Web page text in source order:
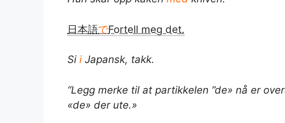
日本語でFortell meg det.
Si iJapansk, takk.
“Legg merke til at partikkelen ”de» nå er
«de» der ute.»